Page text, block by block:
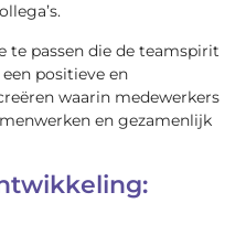
te passen die de teamspirit
positieve en
waarin medewerkers
en gezamenlijk